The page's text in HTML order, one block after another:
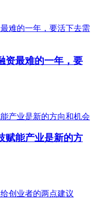
资最难的一年，要
赋能产业是新的方